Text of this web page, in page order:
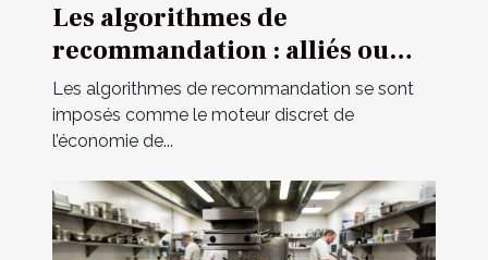
Les algorithmes de
recommandation : alliés ou
mirages pour le marketing
digital ?
Les algorithmes de recommandation se sont
imposés comme le moteur discret de
l’économie de...